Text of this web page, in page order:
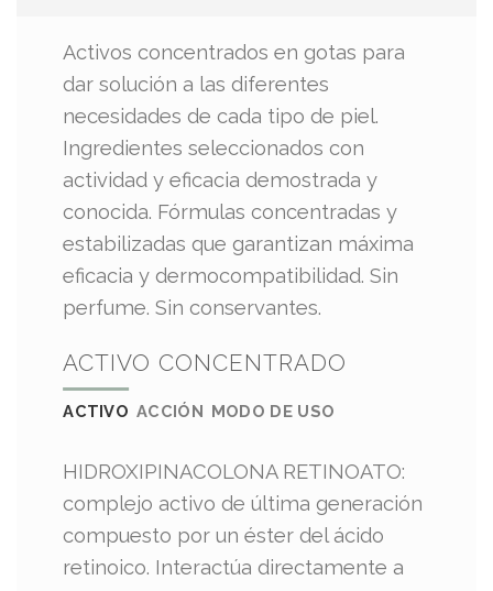
Activos concentrados en gotas para
dar solución a las diferentes
necesidades de cada tipo de piel.
Ingredientes seleccionados con
actividad y eficacia demostrada y
conocida. Fórmulas concentradas y
estabilizadas que garantizan máxima
eficacia y dermocompatibilidad. Sin
perfume. Sin conservantes.
ACTIVO CONCENTRADO
ACTIVO ACCIÓN MODO DE USO
HIDROXIPINACOLONA RETINOATO:
complejo activo de última generación
compuesto por un éster del ácido
retinoico. Interactúa directamente a